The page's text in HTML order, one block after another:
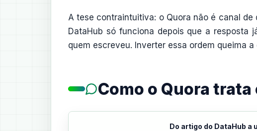
A tese contraintuitiva: o Quora não é canal
DataHub só funciona depois que a
quem escreveu. Inverter essa ordem queima a
Como o Quora
Do artigo do DataHub a